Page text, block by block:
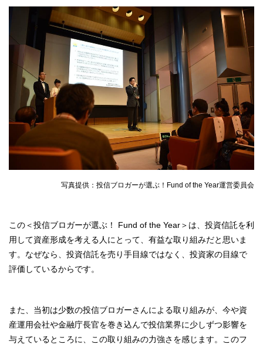
写真提供：投信ブロガーが選ぶ！Fund of the Year運営委員会
この＜投信ブロガーが選ぶ！ Fund of the Year＞は、投資信託を利
用して資産形成を考える人にとって、有益な取り組みだと思いま
す。なぜなら、投資信託を売り手目線ではなく、投資家の目線で
評価しているからです。
また、当初は少数の投信ブロガーさんによる取り組みが、今や資
産運用会社や金融庁長官を巻き込んで投信業界に少しずつ影響を
与えているところに、この取り組みの力強さを感じます。このフ